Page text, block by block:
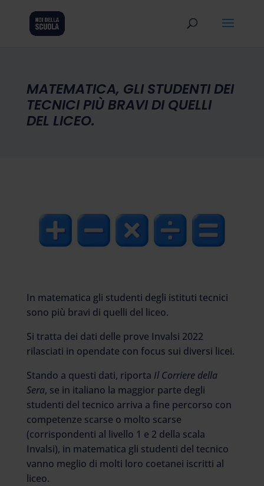
MATEMATICA, GLI STUDENTI DEI
TECNICI PIÙ BRAVI DI QUELLI
DEL LICEO.
In matematica gli studenti degli istituti tecnici
sono più bravi di quelli del liceo.
Si tratta dei dati delle prove Invalsi 2022
rilasciati in opendate con focus sui diversi licei.
Stando a questi dati, riporta Il Corriere della
Sera, se in italiano la maggior parte degli
studenti del tecnico arriva a fine percorso con
competenze scarse o molto scarse
(corrispondenti al livello 1 e 2 della scala
Invalsi), in matematica gli studenti del tecnico
vanno meglio di molti loro coetanei iscritti al
liceo.